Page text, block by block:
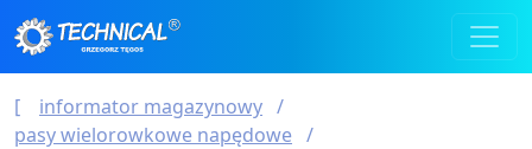
informator magazynowy
pasy wielorowkowe napędowe